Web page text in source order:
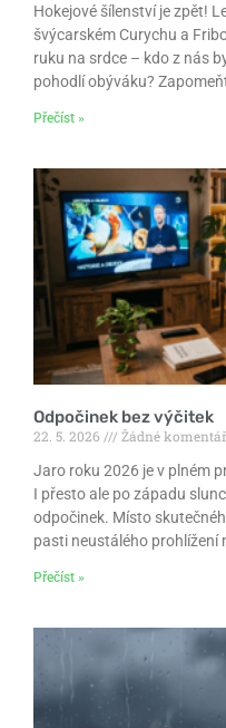
Hokejové šílenství je zpět!
švýcarském Curychu a
ruku na srdce – kdo z nás
pohodlí obýváku?
Přečíst »
Odpočinek bez výčitek
22. 5. 2026
Žádné
Jaro roku 2026 je v plném
I přesto ale po západu
odpočinek. Místo
pasti neustálého prohlížení
Přečíst »